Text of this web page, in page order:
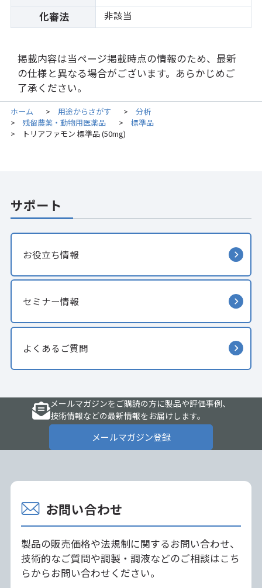
化審法 非該当
掲載内容は当ページ掲載時点の情報のため、最新
の仕様と異なる場合がございます。あらかじめご
了承ください。
ホーム > 用途からさがす > 分析
> 残留農薬・動物用医薬品 > 標準品
> トリアファモン 標準品 (50mg)
サポート
お役立ち情報
セミナー情報
よくあるご質問
メールマガジンをご購読の方に製品や評価事例、
技術情報などの最新情報をお届けします。
メールマガジン登録
お問い合わせ
製品の販売価格や法規制に関するお問い合わせ、
技術的なご質問や調製・調液などのご相談はこち
らからお問い合わせください。